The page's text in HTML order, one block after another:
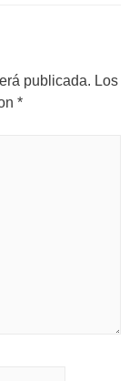
publicada. Los
*